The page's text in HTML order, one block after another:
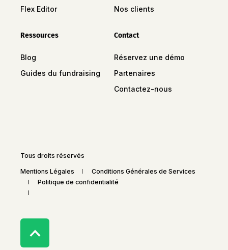
Flex Editor Nos clients
Ressources
Blog
Guides du fundraising
Contact
Réservez une démo
Partenaires
Contactez-nous
Tous droits réservés
Mentions Légales
Conditions Générales de Services
Politique de confidentialité